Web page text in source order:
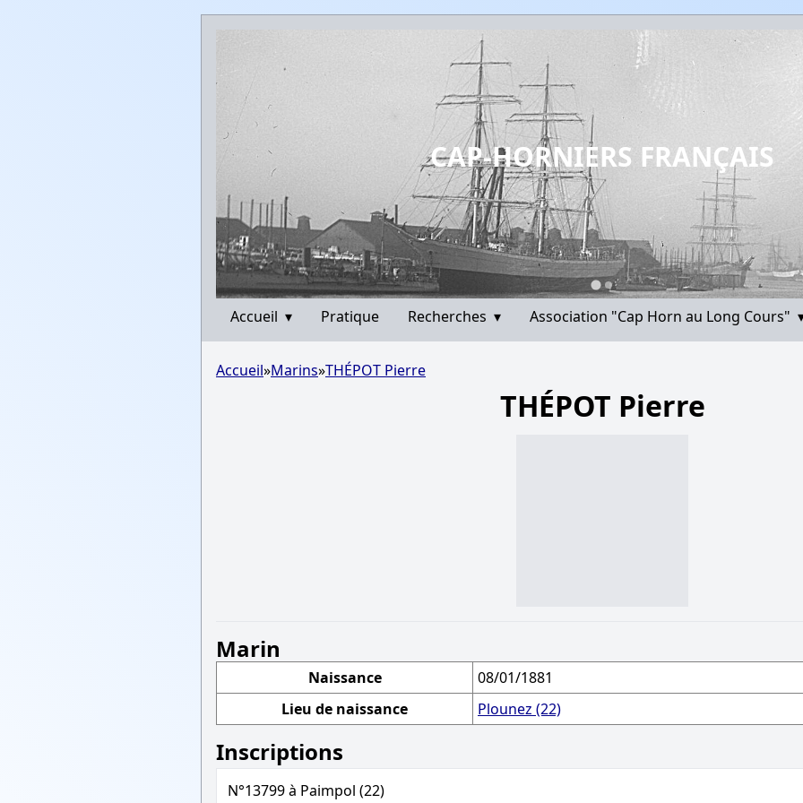
CAP-HORNIERS FRANÇAIS
Accueil ▾ Pratique Recherches ▾ Association "Cap Horn au Long Cours"
Accueil»Marins»THÉPOT Pierre
THÉPOT Pierre
Marin
Naissance
08/01/1881
Lieu de naissance
Plounez (22)
Inscriptions
N°13799 à Paimpol (22)